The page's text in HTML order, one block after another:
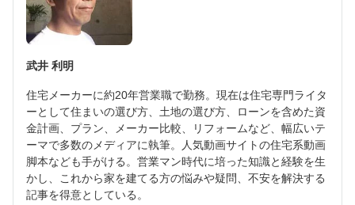
武井 利明
住宅メーカーに約20年営業職で勤務。現在は住宅専門ライタ
ーとして住まいの選び方、土地の選び方、ローンを含めた資
金計画、プラン、メーカー比較、リフォームなど、幅広いテ
ーマで多数のメディアに執筆。人気動画サイトの住宅系動画
脚本なども手がける。営業マン時代に培った知識と経験を生
かし、これから家を建てる方の悩みや疑問、不安を解決する
記事を得意としている。